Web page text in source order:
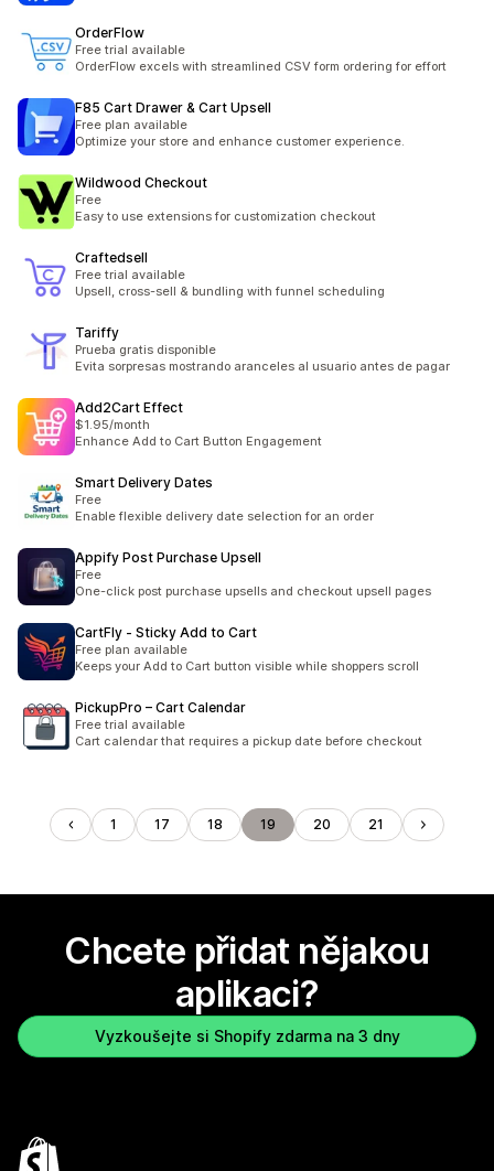
OrderFlow
Free trial available
OrderFlow excels with streamlined CSV form ordering for effort
F85 Cart Drawer & Cart Upsell
Free plan available
Optimize your store and enhance customer experience.
Wildwood Checkout
Free
Easy to use extensions for customization checkout
Craftedsell
Free trial available
Upsell, cross-sell & bundling with funnel scheduling
Tariffy
Prueba gratis disponible
Evita sorpresas mostrando aranceles al usuario antes de pagar
Add2Cart Effect
$1.95/month
Enhance Add to Cart Button Engagement
Smart Delivery Dates
Free
Enable flexible delivery date selection for an order
Appify Post Purchase Upsell
Free
One-click post purchase upsells and checkout upsell pages
CartFly ‑ Sticky Add to Cart
Free plan available
Keeps your Add to Cart button visible while shoppers scroll
PickupPro – Cart Calendar
Free trial available
Cart calendar that requires a pickup date before checkout
1 17 18 19 20 21
Chcete přidat nějakou
aplikaci?
Vyzkoušejte si Shopify zdarma na 3 dny